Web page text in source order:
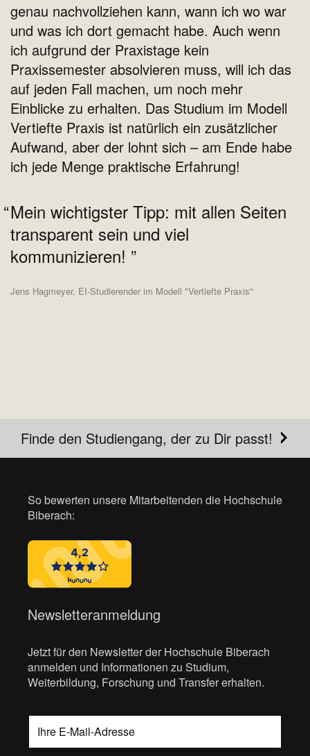
genau nachvollziehen kann, wann ich wo war
und was ich dort gemacht habe. Auch wenn
ich aufgrund der Praxistage kein
Praxissemester absolvieren muss, will ich das
auf jeden Fall machen, um noch mehr
Einblicke zu erhalten. Das Studium im Modell
Vertiefte Praxis ist natürlich ein zusätzlicher
Aufwand, aber der lohnt sich – am Ende habe
ich jede Menge praktische Erfahrung!
Mein wichtigster Tipp: mit allen Seiten
transparent sein und viel
kommunizieren!
Jens Hagmeyer, EI-Studierender im Modell "Vertiefte Praxis"
Finde den Studiengang, der zu Dir passt!
So bewerten unsere Mitarbeitenden die Hochschule
Biberach:
Newsletteranmeldung
Jetzt für den Newsletter der Hochschule Biberach
anmelden und Informationen zu Studium,
Weiterbildung, Forschung und Transfer erhalten.